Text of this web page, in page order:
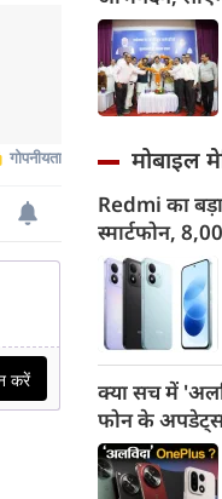
देखकर आनंद
मोबाइल
Redmi का
स्मार्टफोन,
क्या सच में
फोन के अपडेट्स